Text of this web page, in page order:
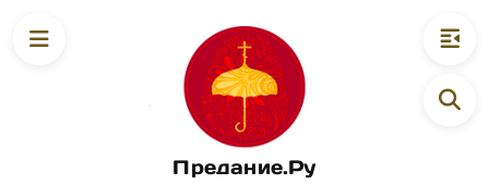
Предание.Ру